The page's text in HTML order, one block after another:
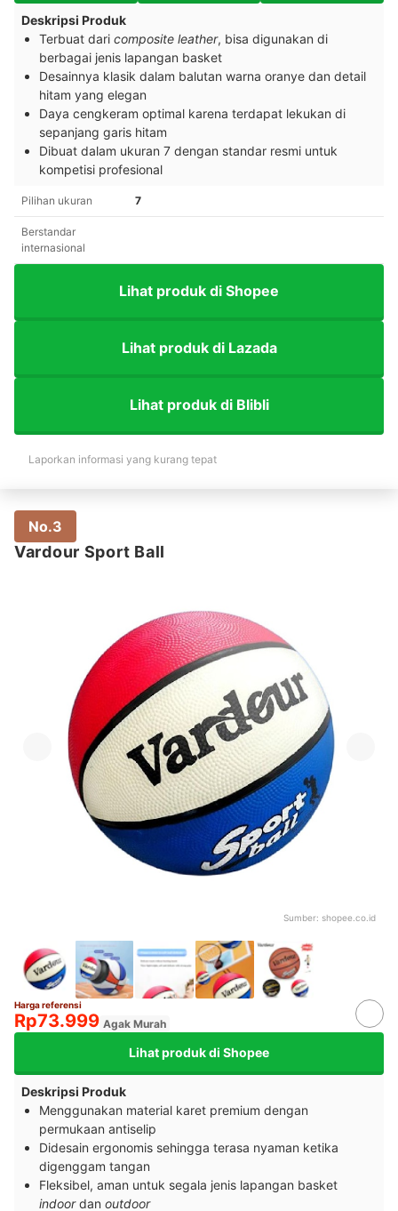
Deskripsi Produk
Terbuat dari composite leather, bisa digunakan di
berbagai jenis lapangan basket
Desainnya klasik dalam balutan warna oranye dan detail
hitam yang elegan
Daya cengkeram optimal karena terdapat lekukan di
sepanjang garis hitam
Dibuat dalam ukuran 7 dengan standar resmi untuk
kompetisi profesional
Pilihan ukuran 7
Berstandar
internasional
Lihat produk di Shopee
Lihat produk di Lazada
Lihat produk di Blibli
Laporkan informasi yang kurang tepat
No.3
Vardour Sport Ball
Sumber: shopee.co.id
Harga referensi
Rp73.999 Agak Murah
Lihat produk di Shopee
Deskripsi Produk
Menggunakan material karet premium dengan
permukaan antiselip
Didesain ergonomis sehingga terasa nyaman ketika
digenggam tangan
Fleksibel, aman untuk segala jenis lapangan basket
indoordan outdoor